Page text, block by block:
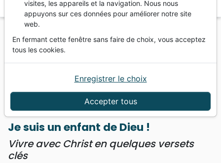
Vous ne pouvez pas créer de nouvelle commande
depuis votre pays (United States).
Segond 21
Je suis un enfant de Dieu ! - Vivre avec Christ en
quelques versets clés
Je suis un enfant de Dieu !
Vivre avec Christ en quelques versets
clés
visites, les appareils et la navigation. Nous nous
appuyons sur ces données pour améliorer notre site
web.
En fermant cette fenêtre sans faire de choix, vous acceptez
tous les cookies.
Accepter tous
Enregistrer le choix